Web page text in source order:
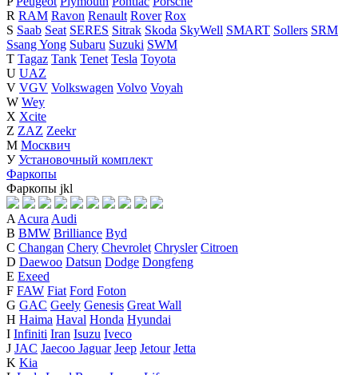
R RAM Ravon Renault Rover Rox
S Saab Seat SERES Sitrak Skoda SkyWell SMART Sollers SRM
Ssang Yong Subaru Suzuki SWM
T Tagaz Tank Tenet Tesla Toyota
U UAZ
V VGV Volkswagen Volvo Voyah
W Wey
X Xcite
Z ZAZ Zeekr
М Москвич
У Установочный комплект
Фаркопы
Фаркопы jkl
A Acura Audi
B BMW Brilliance Byd
C Changan Chery Chevrolet Chrysler Citroen
D Daewoo Datsun Dodge Dongfeng
E Exeed
F FAW Fiat Ford Foton
G GAC Geely Genesis Great Wall
H Haima Haval Honda Hyundai
I Infiniti Iran Isuzu Iveco
J JAC Jaecoo Jaguar Jeep Jetour Jetta
K Kia